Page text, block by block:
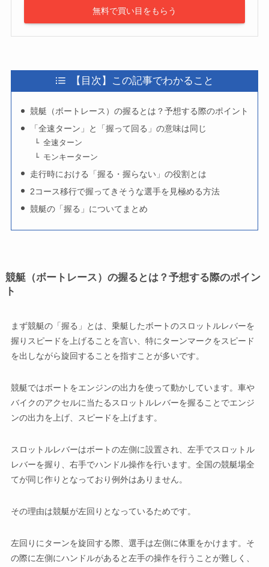
無料で買い目をもらう
【目次】この記事でわかること
競艇（ボートレース）の握るとは？予想する際のポイント
「全速ターン」と「握って回る」の意味は同じ
全速ターン
モンキーターン
走行時における「握る・握らない」の役割とは
2コース移行で握ってきそうな選手を見極める方法
競艇の「握る」についてまとめ
競艇（ボートレース）の握るとは？予想する際のポイン
ト
まず競艇の「握る」とは、乗艇したボートのスロットルレバーを
握りスピードを上げることを言い、特にターンマークをスピード
を出しながら旋回することを指すことが多いです。
競艇ではボートをエンジンの出力を使って動かしています。車や
バイクのアクセルに当たるスロットルレバーを握ることでエンジ
ンの出力を上げ、スピードを上げます。
スロットルレバーはボートの左側に設置され、左手でスロットル
レバーを握り、右手でハンドル操作を行います。全国の競艇場全
てが同じ作りとなっており例外はありません。
その理由は競艇が左回りとなっているためです。
左回りにターンを旋回する際、選手は左側に体重をかけます。そ
の際に左側にハンドルがあると左手の操作を行うことが難しく、